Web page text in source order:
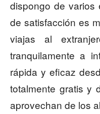
dispongo de
de satisfacción es
viajas al
tranquilamente a
rápida y eficaz
totalmente gratis y
aprovechan de los